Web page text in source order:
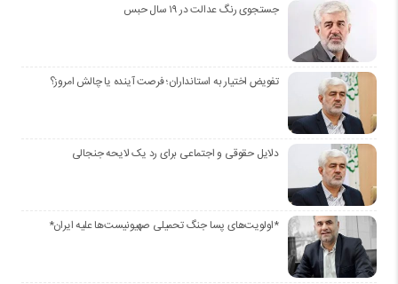
جستجوی رنگ عدالت در ۱۹ سال حبس
تفویض اختیار به استانداران؛ فرصت آینده یا چالش امروز؟
دلایل حقوقی و اجتماعی برای رد یک لایحه جنجالی
*اولویت‌های پسا جنگ تحمیلی صهیونیست‌ها علیه ایران*